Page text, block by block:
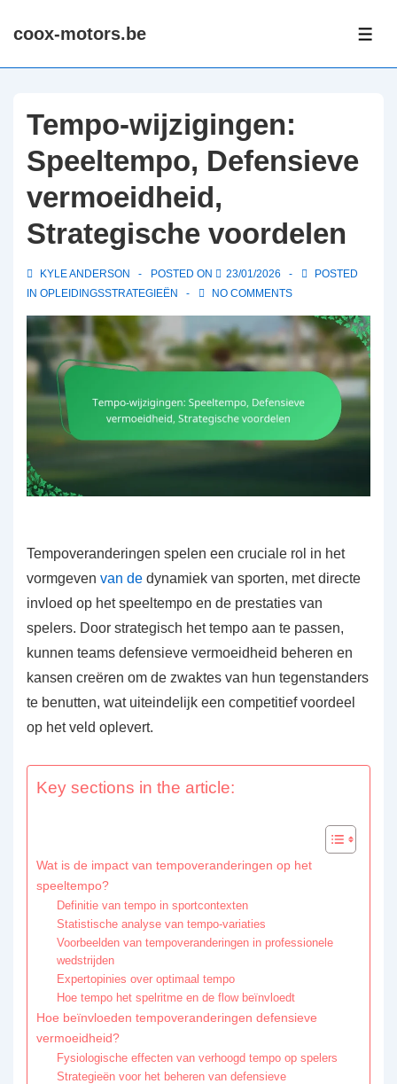
Skipcoox-motors.be
Tempo-wijzigingen:
Speeltempo, Defensieve
vermoeidheid,
Strategische voordelen
KYLE ANDERSON POSTED ON 23/01/2026
POSTED
IN OPLEIDINGSSTRATEGIEËN NO COMMENTS
Tempoveranderingen spelen een cruciale rol in het
vormgeven van de dynamiek van sporten, met directe
invloed op het speeltempo en de prestaties van
spelers. Door strategisch het tempo aan te passen,
kunnen teams defensieve vermoeidheid beheren en
kansen creëren om de zwaktes van hun tegenstanders
te benutten, wat uiteindelijk een competitief voordeel
op het veld oplevert.
Key sections in the article:
Wat is de impact van tempoveranderingen op het
speeltempo?
Definitie van tempo in sportcontexten
Statistische analyse van tempo-variaties
Voorbeelden van tempoveranderingen in professionele
wedstrijden
Expertopinies over optimaal tempo
Hoe tempo het spelritme en de flow beïnvloedt
Hoe beïnvloeden tempoveranderingen defensieve
vermoeidheid?
Fysiologische effecten van verhoogd tempo op spelers
Strategieën voor het beheren van defensieve